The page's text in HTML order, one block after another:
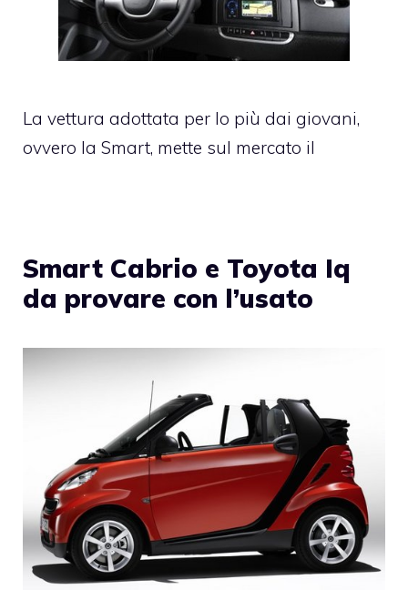
La vettura adottata per lo più dai giovani,
ovvero la Smart, mette sul mercato il
Smart Cabrio e Toyota Iq
da provare con l’usato